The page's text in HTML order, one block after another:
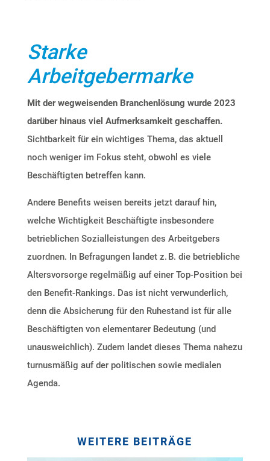
Starke
Arbeitgebermarke
Mit der wegweisenden Branchenlösung wurde 2023
darüber hinaus viel Aufmerksamkeit geschaffen.
Sichtbarkeit für ein wichtiges Thema, das aktuell
noch weniger im Fokus steht, obwohl es viele
Beschäftigten betreffen kann.
Andere Benefits weisen bereits jetzt darauf hin,
welche Wichtigkeit Beschäftigte insbesondere
betrieblichen Sozialleistungen des Arbeitgebers
zuordnen. In Befragungen landet z. B. die betriebliche
Altersvorsorge regelmäßig auf einer Top-Position bei
den Benefit-Rankings. Das ist nicht verwunderlich,
denn die Absicherung für den Ruhestand ist für alle
Beschäftigten von elementarer Bedeutung (und
unausweichlich). Zudem landet dieses Thema nahezu
turnusmäßig auf der politischen sowie medialen
Agenda.
WEITERE BEITRÄGE